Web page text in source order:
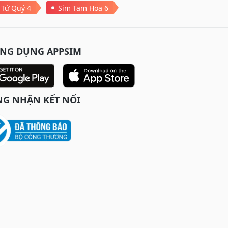
Quý 4
Sim Tam Hoa 6
DỤNG APPSIM
NHẬN KẾT NỐI